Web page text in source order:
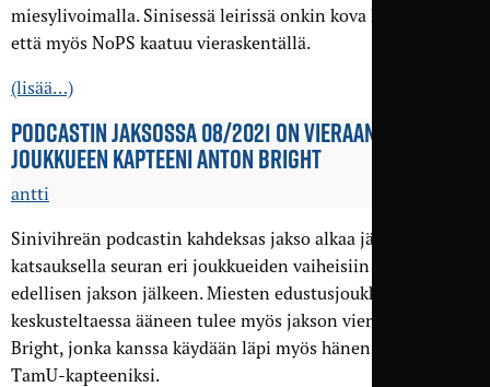
miesylivoimalla. Sinisessä leirissä onkin kova halu näyttää,
että myös NoPS kaatuu vieraskentällä.
(lisää…)
PODCASTIN JAKSOSSA 08/2021 ON VIERAANA EDUSTUS­
JOUKKUEEN KAPTEENI ANTON BRIGHT
antti
Sinivihreän podcastin kahdeksas jakso alkaa jälleen
katsauksella seuran eri joukkueiden vaiheisiin podcastin
edellisen jakson jälkeen. Miesten edustusjoukkueesta
keskusteltaessa ääneen tulee myös jakson vieras Anton
Bright, jonka kanssa käydään läpi myös hänen polkuaan
TamU-kapteeniksi.